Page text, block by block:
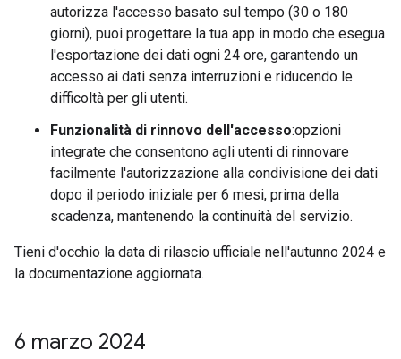
autorizza l'accesso basato sul tempo (30 o 180
giorni), puoi progettare la tua app in modo che esegua
l'esportazione dei dati ogni 24 ore, garantendo un
accesso ai dati senza interruzioni e riducendo le
difficoltà per gli utenti.
Funzionalità di rinnovo dell'accesso:opzioni
integrate che consentono agli utenti di rinnovare
facilmente l'autorizzazione alla condivisione dei dati
dopo il periodo iniziale per 6 mesi, prima della
scadenza, mantenendo la continuità del servizio.
Tieni d'occhio la data di rilascio ufficiale nell'autunno 2024 e
la documentazione aggiornata.
6 marzo 2024